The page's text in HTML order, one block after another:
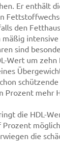
Er enthält
den
sind
Wert um
Prozent mehr
die HDL-
die